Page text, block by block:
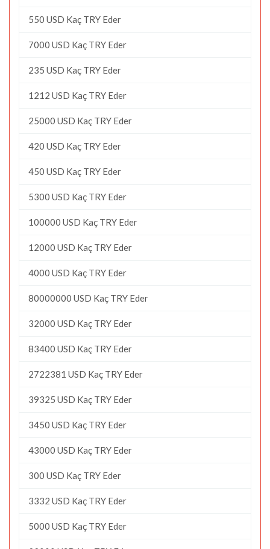
550 USD Kaç TRY Eder
7000 USD Kaç TRY Eder
235 USD Kaç TRY Eder
1212 USD Kaç TRY Eder
25000 USD Kaç TRY Eder
420 USD Kaç TRY Eder
450 USD Kaç TRY Eder
5300 USD Kaç TRY Eder
100000 USD Kaç TRY Eder
12000 USD Kaç TRY Eder
4000 USD Kaç TRY Eder
80000000 USD Kaç TRY Eder
32000 USD Kaç TRY Eder
83400 USD Kaç TRY Eder
2722381 USD Kaç TRY Eder
39325 USD Kaç TRY Eder
3450 USD Kaç TRY Eder
43000 USD Kaç TRY Eder
300 USD Kaç TRY Eder
3332 USD Kaç TRY Eder
5000 USD Kaç TRY Eder